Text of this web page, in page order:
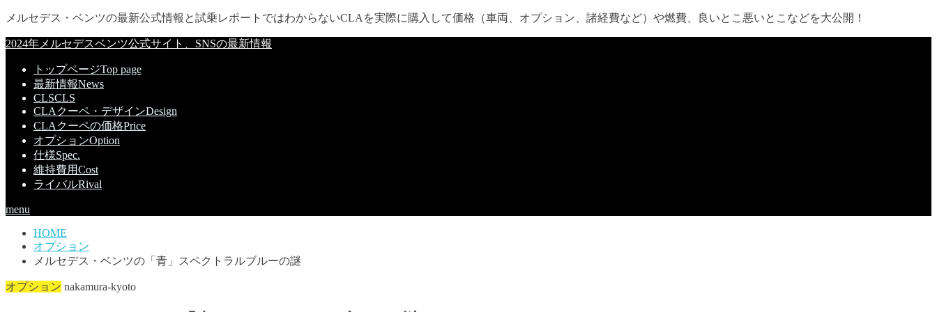
メルセデス・ベンツの最新公式情報と試乗レポートではわからないCLAを実際に購入して価格（車両、オプション、諸経費など）や燃費、良いとこ悪いとこなどを大公開！
2024年メルセデスベンツ公式サイト、SNSの最新情報
トップページTop page
最新情報News
CLSCLS
CLAクーペ・デザインDesign
CLAクーペの価格Price
オプションOption
仕様Spec.
維持費用Cost
ライバルRival
menu
HOME
オプション
メルセデス・ベンツの「青」スペクトラルブルーの謎
オプション nakamura-kyoto